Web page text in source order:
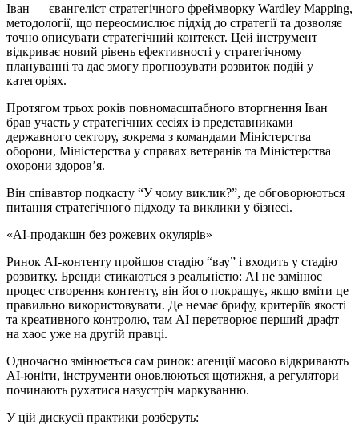
Іван — євангеліст стратегічного фреймворку Wardley Mapping,
методології, що переосмислює підхід до стратегії та дозволяє
точно описувати стратегічний контекст. Цей інструмент
відкриває новий рівень ефективності у стратегічному
плануванні та дає змогу прогнозувати розвиток подій у
категоріях.
Протягом трьох років повномасштабного вторгнення Іван
брав участь у стратегічних сесіях із представниками
державного сектору, зокрема з командами Міністерства
оборони, Міністерства у справах ветеранів та Міністерства
охорони здоров’я.
Він співавтор подкасту “У чому виклик?”, де обговорюються
питання стратегічного підходу та виклики у бізнесі.
«AI-продакшн без рожевих окулярів»
Ринок AI-контенту пройшов стадію “вау” і входить у стадію
розвитку. Бренди стикаються з реальністю: AI не замінює
процес створення контенту, він його покращує, якщо вміти це
правильно використовувати. Де немає брифу, критеріїв якості
та креативного контролю, там AI перетворює перший драфт
на хаос уже на другій правці.
Одночасно змінюється сам ринок: агенції масово відкривають
AI-юніти, інструменти оновлюються щотижня, а регулятори
починають рухатися назустріч маркуванню.
У цій дискусії практики розберуть: